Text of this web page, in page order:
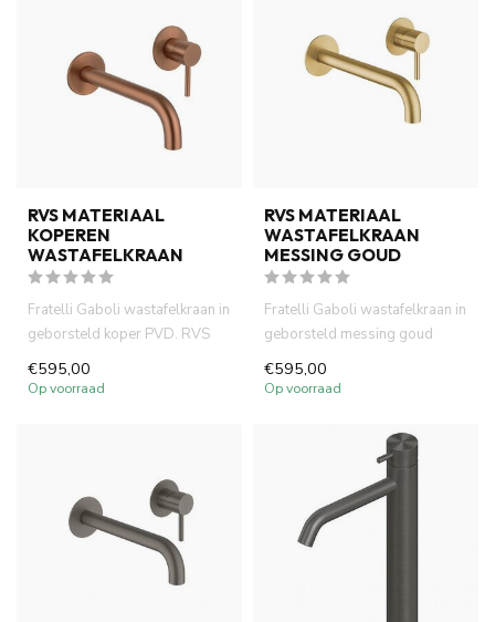
RVS MATERIAAL
KOPEREN
WASTAFELKRAAN
Fratelli Gaboli wastafelkraan in
geborsteld koper PVD. RVS
316 materiaal en inbo...
€595,00
Op voorraad
RVS MATERIAAL
WASTAFELKRAAN
MESSING GOUD
Fratelli Gaboli wastafelkraan in
geborsteld messing goud
PVD. RVS 316 materiaal ...
€595,00
Op voorraad